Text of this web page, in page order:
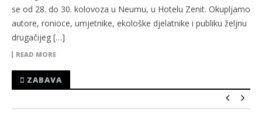
se od 28. do 30. kolovoza u Neumu, u Hotelu Zenit. Okupljamo
autore, ronioce, umjetnike, ekološke djelatnike i publiku željnu
drugačijeg […]
READ MORE
ZABAVA